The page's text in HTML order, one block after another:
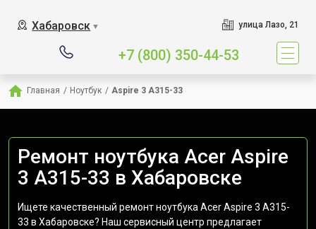
Хабаровск ▼ улица Лазо, 21
+7 (800) 350-44-53
Главная / Ноутбук / Aspire 3 A315-33
Ремонт ноутбука Acer Aspire
3 A315-33 в Хабаровске
Ищете качественный ремонт ноутбука Acer Aspire 3 A315-
33 в Хабаровске? Наш сервисный центр предлагает